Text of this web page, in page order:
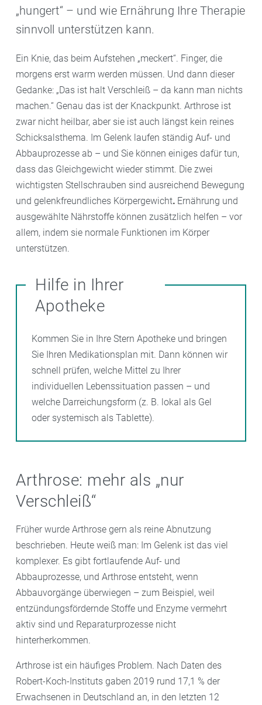
„hungert“ – und wie Ernährung Ihre Therapie
sinnvoll unterstützen kann.
Ein Knie, das beim Aufstehen „meckert“. Finger, die
morgens erst warm werden müssen. Und dann dieser
Gedanke: „Das ist halt Verschleiß – da kann man nichts
machen.“ Genau das ist der Knackpunkt. Arthrose ist
zwar nicht heilbar, aber sie ist auch längst kein reines
Schicksalsthema. Im Gelenk laufen ständig Auf- und
Abbauprozesse ab – und Sie können einiges dafür tun,
dass das Gleichgewicht wieder stimmt. Die zwei
wichtigsten Stellschrauben sind ausreichend Bewegung
und gelenkfreundliches Körpergewicht. Ernährung und
ausgewählte Nährstoffe können zusätzlich helfen – vor
allem, indem sie normale Funktionen im Körper
unterstützen.
Hilfe in Ihrer
Apotheke
Kommen Sie in Ihre Stern Apotheke und bringen
Sie Ihren Medikationsplan mit. Dann können wir
schnell prüfen, welche Mittel zu Ihrer
individuellen Lebenssituation passen – und
welche Darreichungsform (z. B. lokal als Gel
oder systemisch als Tablette).
Arthrose: mehr als „nur
Verschleiß“
Früher wurde Arthrose gern als reine Abnutzung
beschrieben. Heute weiß man: Im Gelenk ist das viel
komplexer. Es gibt fortlaufende Auf- und
Abbauprozesse, und Arthrose entsteht, wenn
Abbauvorgänge überwiegen – zum Beispiel, weil
entzündungsfördernde Stoffe und Enzyme vermehrt
aktiv sind und Reparaturprozesse nicht
hinterherkommen.
Arthrose ist ein häufiges Problem. Nach Daten des
Robert-Koch-Instituts gaben 2019 rund 17,1 % der
Erwachsenen in Deutschland an, in den letzten 12